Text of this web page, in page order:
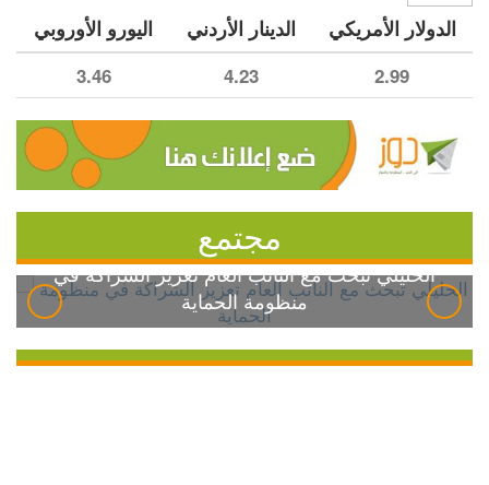
الدولار الأمريكي الدينار الأردني اليورو الأوروبي
2.99
4.23
3.46
مجتمع
الخليلي تبحث مع النائب العام تعزيز الشراكة في
منظومة الحماية